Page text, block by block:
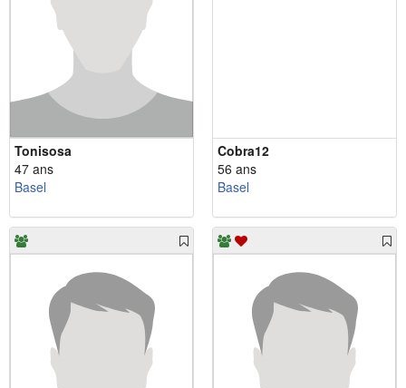
Tonisosa
47 ans
Basel
Cobra12
56 ans
Basel